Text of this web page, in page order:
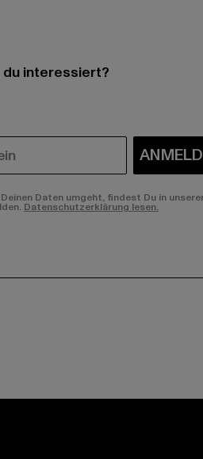
interessiert?
Daten umgeht, findest Du in
Datenschutzerklärung lesen.